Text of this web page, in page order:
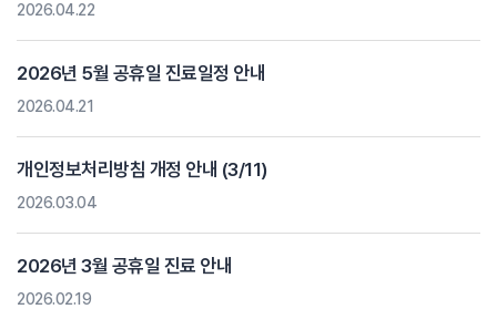
2026.04.22
2026년 5월 공휴일 진료일정 안내
2026.04.21
개인정보처리방침 개정 안내 (3/11)
2026.03.04
2026년 3월 공휴일 진료 안내
2026.02.19